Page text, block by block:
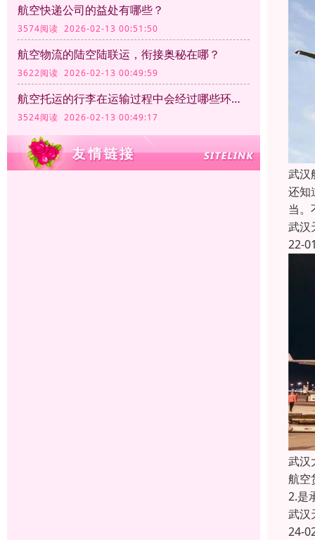
航空快递公司的益处有哪些？
3574阅读 2026-02-13 00:51:50
航空物流的陆空陆联运，衔接奥秘在哪？
3622阅读 2026-02-13 00:49:59
航空托运的行李在运输过程中会经过哪些环节？
3524阅读 2026-02-13 00:49:17
武汉
还知
当。
武汉
22-
武汉
航空
2.是
武汉
24-